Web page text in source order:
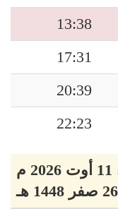
13:38
17:31
20:39
22:23
26 صفر 1448 هـ